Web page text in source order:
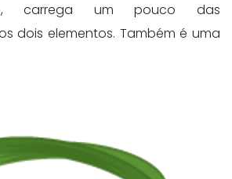
carrega um pouco das
dois elementos. Também é uma